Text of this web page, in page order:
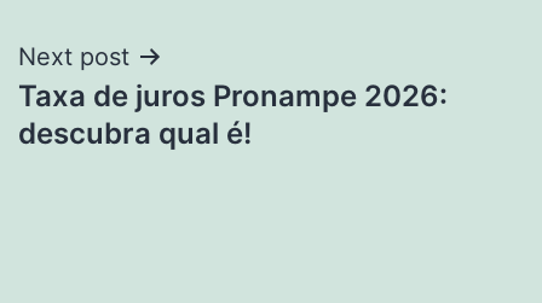
Next post
Taxa de juros Pronampe 2026:
descubra qual é!